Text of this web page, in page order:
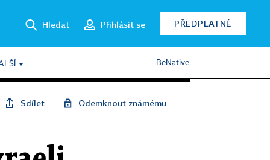
Hledat Přihlásit se PŘEDPLATNÉ
BeNative
Sdílet Odemknout známému